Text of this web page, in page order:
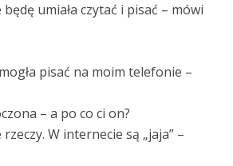
umiała czytać i pisać – mówi
pisać na moim telefonie –
– a po co ci on?
W internecie są „jaja” –